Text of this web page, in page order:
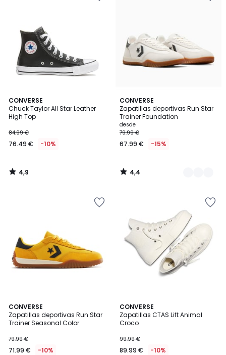
CONVERSE
Chuck Taylor All Star Leather
High Top
84.99 €
76.49 € -10%
4,9
/ 5
4,9
/
CONVERSE
Zapatillas deportivas Run Star
Trainer Foundation
desde
79.99 €
67.99 € -15%
4,4
/ 5
2
Colores
4,4
/
CONVERSE
Zapatillas deportivas Run Star
Trainer Seasonal Color
79.99 €
71.99 € -10%
5
/
5
2
Colores
CONVERSE
Zapatillas CTAS Lift Animal
Croco
99.99 €
89.99 € -10%